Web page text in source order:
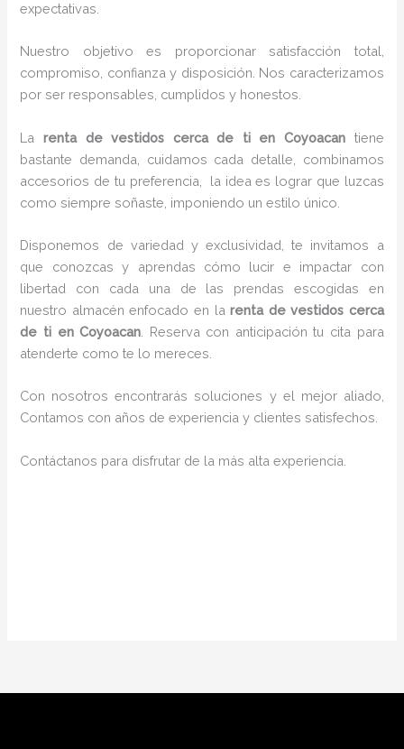
expectativas.
Nuestro objetivo es proporcionar satisfacción total,
compromiso, confianza y disposición. Nos caracterizamos
por ser responsables, cumplidos y honestos.
Larenta de vestidos cerca de ti en Coyoacan tiene
bastante demanda, cuidamos cada detalle, combinamos
accesorios de tu preferencia, la idea es lograr que luzcas
como siempre soñaste, imponiendo un estilo único.
Disponemos de variedad y exclusividad, te invitamos a
que conozcas y aprendas cómo lucir e impactar con
libertad con cada una de las prendas escogidas en
nuestro almacén enfocado en larenta de vestidos cerca
de ti en Coyoacan . Reserva con anticipación tu cita para
atenderte como te lo mereces.
Con nosotros encontrarás soluciones y el mejor aliado,
Contamos con años de experiencia y clientes satisfechos.
Contáctanos para disfrutar de la más alta experiencia.